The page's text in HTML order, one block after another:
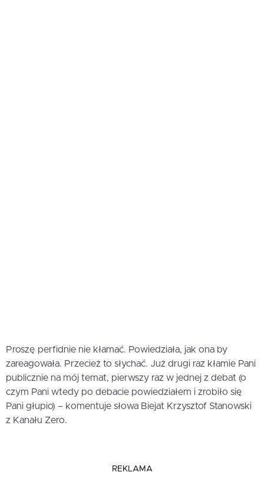
Proszę perfidnie nie kłamać. Powiedziała, jak ona by
zareagowała. Przecież to słychać. Już drugi raz kłamie Pani
publicznie na mój temat, pierwszy raz w jednej z debat (o
czym Pani wtedy po debacie powiedziałem i zrobiło się
Pani głupio) – komentuje słowa Biejat Krzysztof Stanowski
z Kanału Zero.
REKLAMA